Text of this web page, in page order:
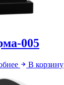
005
В корзину